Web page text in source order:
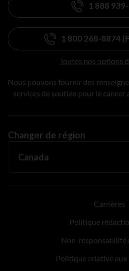
1 888
1 800 268-8874
Toutes nos options
Nous pouvons fournir des
services de soutien pour le cancer
Changer de région
Carrières
Politique
Non-responsabilité
Politique relative aux